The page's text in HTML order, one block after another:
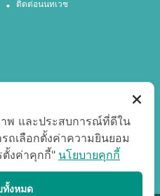
ติดต่อนนทเวช
าพ และประสบการณ์ที่ดีใน
ถเลือกตั้งค่าความยินยอม
ตั้งค่าคุกกี้" นโยบายคุกกี้
ทั้งหมด